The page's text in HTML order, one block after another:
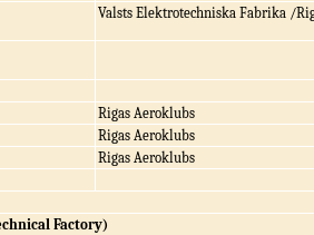
Valsts Elektrotechniska Fabrika /
Rigas Aeroklubs
Rigas Aeroklubs
Rigas Aeroklubs
Factory)